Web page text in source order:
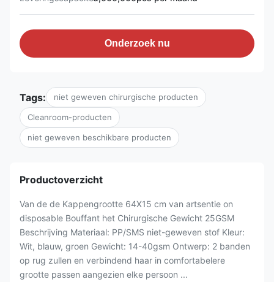
Onderzoek nu
Tags: niet geweven chirurgische producten
Cleanroom-producten
niet geweven beschikbare producten
Productoverzicht
Van de de Kappengrootte 64X15 cm van artsentie on
disposable Bouffant het Chirurgische Gewicht 25GSM
Beschrijving Materiaal: PP/SMS niet-geweven stof Kleur:
Wit, blauw, groen Gewicht: 14-40gsm Ontwerp: 2 banden
op rug zullen en verbindend haar in comfortabelere
grootte passen aangezien elke persoon ...